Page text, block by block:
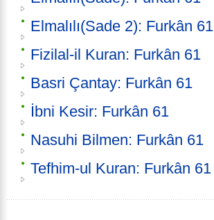
Elmalılı(Sade 2): Furkân 61
Fizilal-il Kuran: Furkân 61
Basri Çantay: Furkân 61
İbni Kesir: Furkân 61
Nasuhi Bilmen: Furkân 61
Tefhim-ul Kuran: Furkân 61